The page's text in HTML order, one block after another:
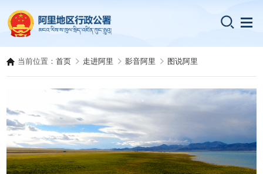
当前位置：首页 走进阿里 影音阿里 图说阿里